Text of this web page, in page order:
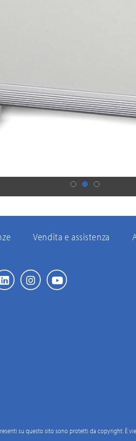
Vendita e assistenza
su questo sito sono protetti da copyright. È